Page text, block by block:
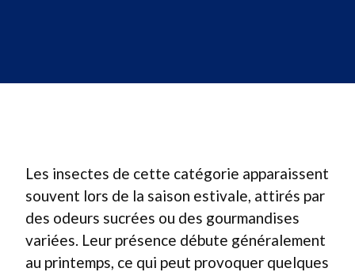
Les insectes de cette catégorie apparaissent
souvent lors de la saison estivale, attirés par
des odeurs sucrées ou des gourmandises
variées. Leur présence débute généralement
au printemps, ce qui peut provoquer quelques